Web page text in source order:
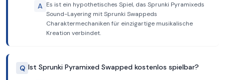
A Es ist ein hypothetisches Spiel, das Sprunki Pyramixeds
Sound-Layering mit Sprunki Swappeds
Charaktermechaniken für einzigartige musikalische
Kreation verbindet.
Q Ist Sprunki Pyramixed Swapped kostenlos spielbar?